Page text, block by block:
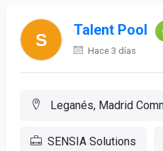
Talent Pool
Hace 3 días
Leganés, Madrid
SENSIA Solutions